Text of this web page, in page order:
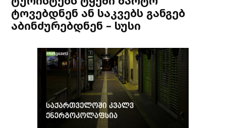
ტოვებდნენ ან საკვებს განგებ
აბინძურებდნენ – სუსი